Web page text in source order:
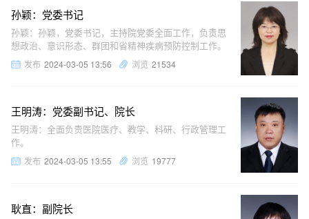
孙颖：党委书记
孙颖：孙颖，党委书记，主持院党委全面工作，负责思
想政治、意识形态、群团和省精神疾病预防控制工作。
发布 2024-03-05 13:56 浏览 21534
王明涛：党委副书记、院长
王明涛：全面负责医院医疗、教学、科研、行政管理工
作。
发布 2024-03-05 13:55 浏览 19777
耿直：副院长